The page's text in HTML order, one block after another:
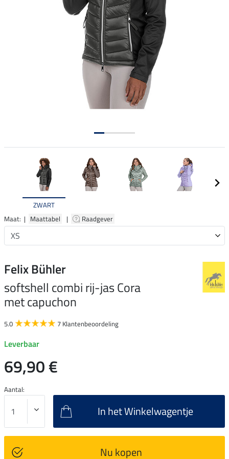
ZWART
Maat: | Maattabel | Raadgever
Felix Bühler
softshell combi rij-jas Cora
met capuchon
5.0 7 Klantenbeoordeling
Leverbaar
69,90 €
Aantal:
In het Winkelwagentje
Nu kopen